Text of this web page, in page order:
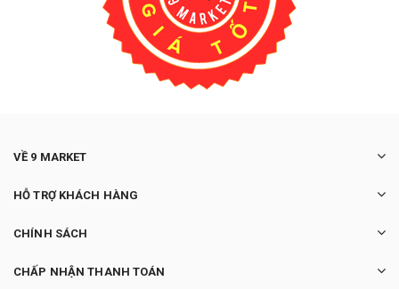
VỀ 9 MARKET
HỖ TRỢ KHÁCH HÀNG
CHÍNH SÁCH
CHẤP NHẬN THANH TOÁN